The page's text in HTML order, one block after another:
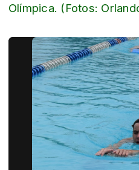
Olímpica. (Fotos: